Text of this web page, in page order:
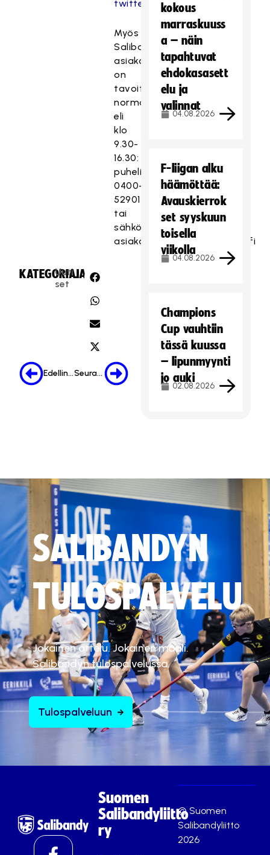
twitter.com/salibandyfi
Myös
Salibandyliiton
asiakaspalvelu
on
tavoitettavissa
normaalisti
eli
klo
9.30-
16.30:
puhelimitse
0400-
529017
tai
sähköpostitse
asiakaspalvelu(at)salibandy.fi
KATEGORIA:
Uuti
set
JAA:
Edellinen Seuraava
kokous
marraskuuss
a – näin
tapahtuvat
ehdokasasett
elu ja
valinnat
04.08.2026
F-liigan alku
häämöttää:
Avauskierrok
set syyskuun
toisella
viikolla
04.08.2026
Champions
Cup vauhtiin
tässä kuussa
– lipunmyynti
jo auki
02.08.2026
SALIBANDYN
TULOSPALVELU
Jokainen ottelu. Jokainen maali.
Salibandyn tulospalvelussa.
Tulospalveluun
Suomen
Salibandyliitto
ry
© Suomen
Salibandyliitto
2026